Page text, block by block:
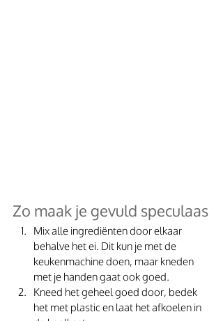
Zo maak je gevuld speculaas
Mix alle ingrediënten door elkaar
behalve het ei. Dit kun je met de
keukenmachine doen, maar kneden
met je handen gaat ook goed.
Kneed het geheel goed door, bedek
het met plastic en laat het afkoelen in